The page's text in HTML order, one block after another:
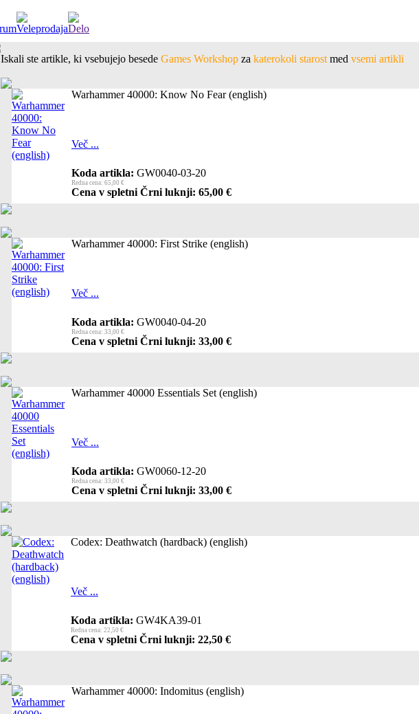
Iskali ste artikle, ki vsebujejo besede Games Workshop za katerokoli starost med vsemi artikli
Warhammer 40000: Know No Fear (english)
Več ...
Koda artikla: GW0040-03-20
Redna cena: 65,00 €
Cena v spletni Črni luknji: 65,00 €
Warhammer 40000: First Strike (english)
Več ...
Koda artikla: GW0040-04-20
Redna cena: 33,00 €
Cena v spletni Črni luknji: 33,00 €
Warhammer 40000 Essentials Set (english)
Več ...
Koda artikla: GW0060-12-20
Redna cena: 33,00 €
Cena v spletni Črni luknji: 33,00 €
Codex: Deathwatch (hardback) (english)
Več ...
Koda artikla: GW4KA39-01
Redna cena: 22,50 €
Cena v spletni Črni luknji: 22,50 €
Warhammer 40000: Indomitus (english)